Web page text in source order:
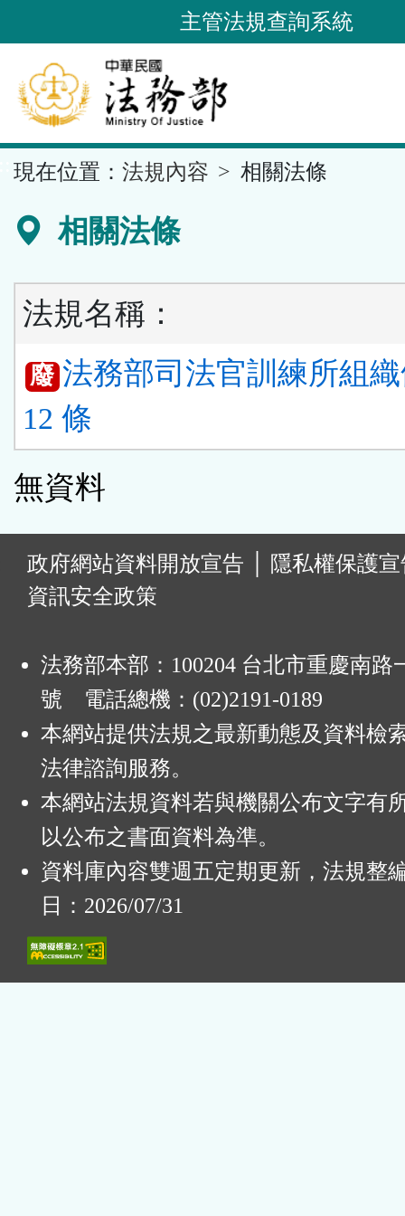
到
要
內
容
區
主管法規查詢系統
現在位置： 法規內容 相關法條
相關法條
法規名稱：
廢 法務部司法官訓練所組
12 條
無資料
政府網站資料開放宣告
隱私權保護
資訊安全政策
法務部本部：100204 台北市重慶南路
號 電話總機：(02)2191-0189
本網站提供法規之最新動態及資料檢
法律諮詢服務。
本網站法規資料若與機關公布文字有
以公布之書面資料為準。
資料庫內容雙週五定期更新，法規整
日：2026/07/31